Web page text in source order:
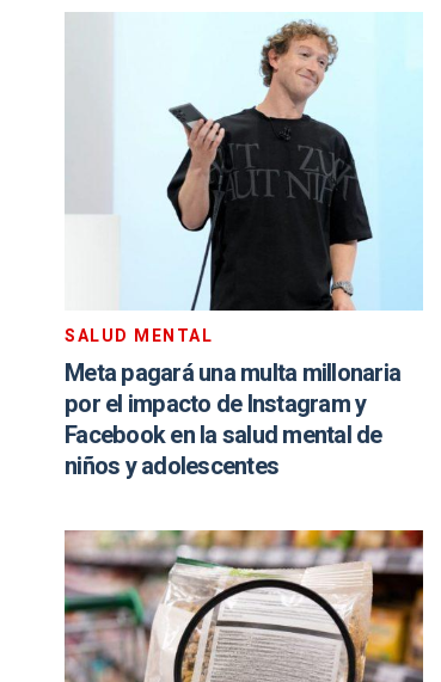
SALUD MENTAL
Meta pagará una multa millonaria
por el impacto de Instagram y
Facebook en la salud mental de
niños y adolescentes